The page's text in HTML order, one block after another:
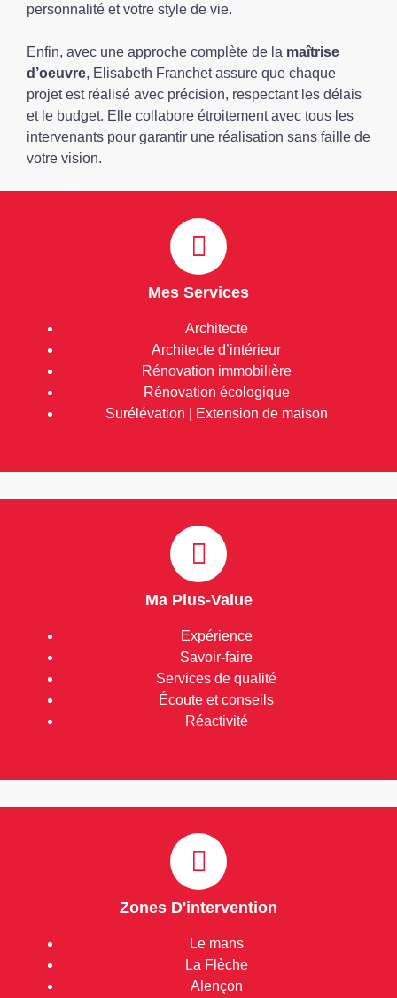
personnalité et votre style de vie.
Enfin, avec une approche complète de la maîtrise
d’oeuvre, Elisabeth Franchet assure que chaque
projet est réalisé avec précision, respectant les délais
et le budget. Elle collabore étroitement avec tous les
intervenants pour garantir une réalisation sans faille de
votre vision.
Mes Services
Architecte
Architecte d’intérieur
Rénovation immobilière
Rénovation écologique
Surélévation | Extension de maison
Ma Plus-Value
Expérience
Savoir-faire
Services de qualité
Écoute et conseils
Réactivité
Zones D'intervention
Le mans
La Flèche
Alençon